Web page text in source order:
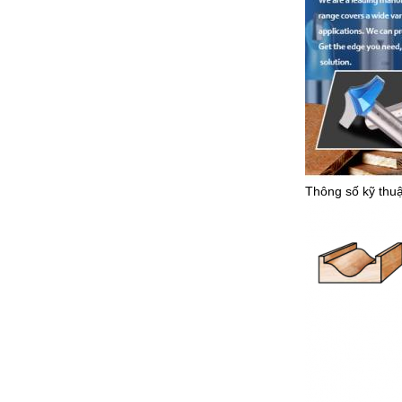
Thông số kỹ